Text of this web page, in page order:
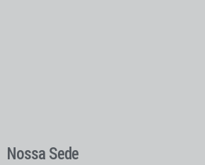
Nossa Sede